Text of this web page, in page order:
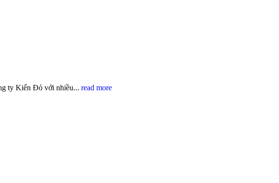
ty Kiến Đỏ với nhiều... read more